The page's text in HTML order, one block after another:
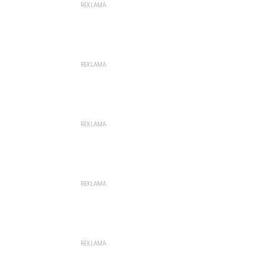
REKLAMA
REKLAMA
REKLAMA
REKLAMA
REKLAMA